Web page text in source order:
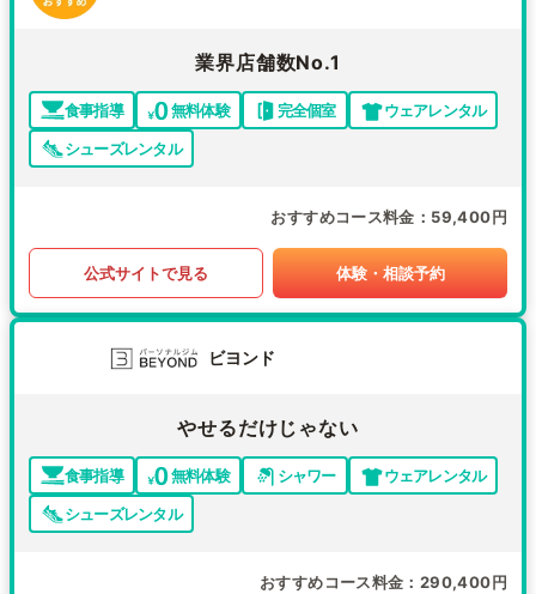
業界店舗数No.1
食事指導 無料体験 完全個室
ウェアレンタル
シューズレンタル
おすすめコース料金 59,400円
公式サイトで見る 体験・相談予約
ビヨンド
やせるだけじゃない
食事指導 無料体験 シャワー
ウェアレンタル
シューズレンタル
おすすめコース料金 290,400円